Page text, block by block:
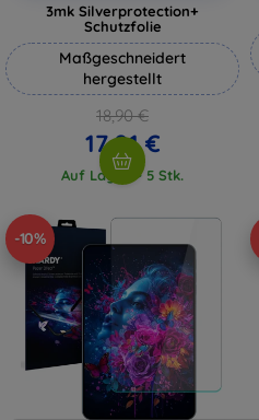
3mk Silverprotection+
Schutzfolie
Maßgeschneidert
hergestellt
18,90 €
17,01 €
Auf Lager > 5 Stk.
-10%